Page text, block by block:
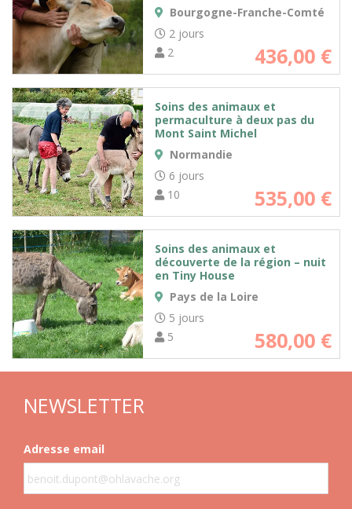
Bourgogne-Franche-Comté
2 jours
2
436,00 €
Soins des animaux et
permaculture à deux pas du
Mont Saint Michel
Normandie
6 jours
10
535,00 €
Soins des animaux et
découverte de la région – nuit
en Tiny House
Pays de la Loire
5 jours
5
580,00 €
NEWSLETTER
Adresse email